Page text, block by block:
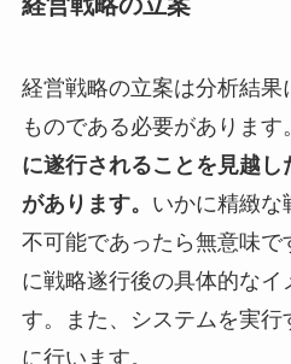
経営戦略の立案は分析結果
ものである必要がありま
に遂行されることを見越
があります。 いかに精緻な
不可能であったら無意味で
に戦略遂行後の具体的なイ
す。また、システムを実
に行います。